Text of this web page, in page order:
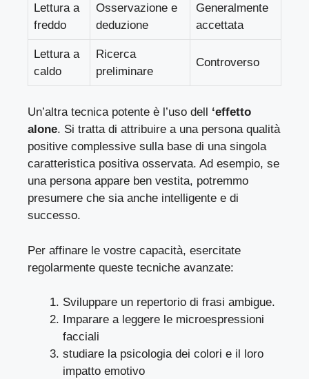
Lettura a
freddo
Osservazione e
deduzione
Generalmente
accettata
Lettura a
caldo
Ricerca
preliminare
Controverso
Un’altra tecnica potente è l’uso dell ‘effetto
alone. Si tratta di attribuire a una persona qualità
positive complessive sulla base di una singola
caratteristica positiva osservata. Ad esempio, se
una persona appare ben vestita, potremmo
presumere che sia anche intelligente e di
successo.
Per affinare le vostre capacità, esercitate
regolarmente queste tecniche avanzate:
Sviluppare un repertorio di frasi ambigue.
Imparare a leggere le microespressioni
facciali
studiare la psicologia dei colori e il loro
impatto emotivo